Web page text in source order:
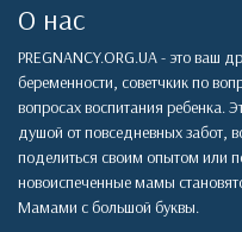
О нас
PREGNANCY.ORG.UA - это ваш
беременности, советчкик по
вопросах воспитания ребенка.
душой от повседневных забот,
поделиться своим опытом или
новоиспеченные мамы
Мамами с большой буквы.